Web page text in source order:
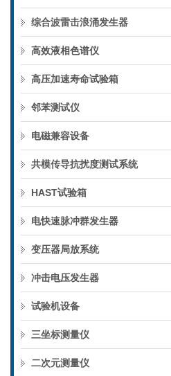
综合波雷击浪涌发生器
高效液相色谱仪
高压加速寿命试验箱
邻苯测试仪
电磁兼容设备
共模传导抗扰度测试系统
HAST试验箱
电快速脉冲群发生器
变压器局放系统
冲击电压发生器
试验机设备
三坐标测量仪
二次元测量仪